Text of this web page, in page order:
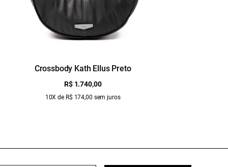
Crossbody Kath Ellus Preto
R$ 1.740,00
10X de R$ 174,00 sem juros